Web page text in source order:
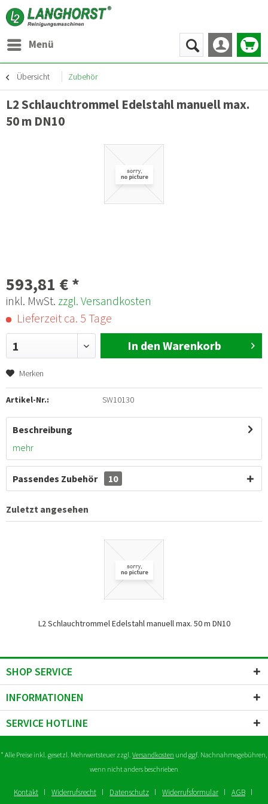
Menü
Übersicht Zubehör
L2 Schlauchtrommel Edelstahl manuell max.
50 m DN10
593,81 € *
inkl. MwSt. zzgl. Versandkosten
Lieferzeit ca. 5 Tage
1 In den Warenkorb
Merken
Artikel-Nr.: SW10130
Beschreibung
mehr
Passendes Zubehör 10
Zuletzt angesehen
L2 Schlauchtrommel Edelstahl manuell max. 50 m DN10
SHOP SERVICE
INFORMATIONEN
SERVICE HOTLINE
* Alle Preise inkl. gesetzl. Mehrwertsteuer zzgl. Versandkosten und ggf. Nachnahmegebühren,
wenn nicht anders beschrieben
Kontakt Widerrufsrecht Datenschutz Widerrufsformular AGB